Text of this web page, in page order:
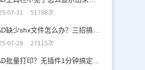
07-31 51788次
07-29 27115次